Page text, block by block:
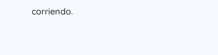
corriendo.